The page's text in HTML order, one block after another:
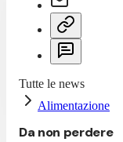
Tutte le news
Alimentazione
Da non perdere